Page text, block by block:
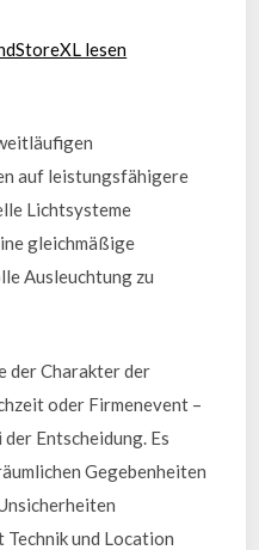
lesen
auf leistungsfähigere
Lichtsysteme
gleichmäßige
Ausleuchtung zu
der Charakter der
oder Firmenevent –
Entscheidung. Es
Gegebenheiten
und Location